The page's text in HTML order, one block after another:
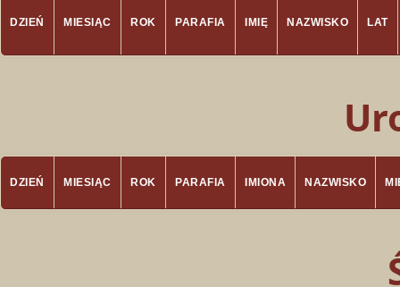
DZIEŃ MIESIĄC ROK PARAFIA IMIĘ NAZWISKO LAT
DZIEŃ MIESIĄC ROK PARAFIA IMIONA NAZWISKO